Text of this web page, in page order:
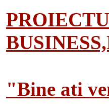
"Bine ati